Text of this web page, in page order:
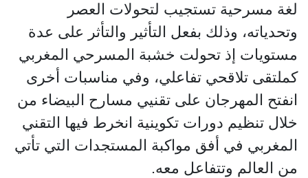
لغة مسرحية تستجيب لتحولات العصر
وتحدياته، وذلك بفعل التأثير والتأثر على عدة
مستويات إذ تحولت خشبة المسرحي المغربي
كملتقى تلاقحي تفاعلي، وفي مناسبات أخرى
انفتح المهرجان على تقنيي مسارح البيضاء من
خلال تنظيم دورات تكوينية انخرط فيها التقني
المغربي في أفق مواكبة المستجدات التي تأتي
من العالم وتتفاعل معه.